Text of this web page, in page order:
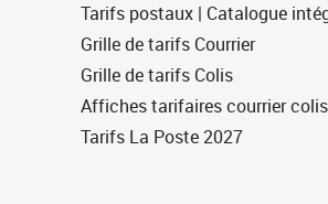
Tarifs postaux | Catalogue
Grille de tarifs Courrier
Grille de tarifs Colis
Affiches tarifaires courrier colis
Tarifs La Poste 2027